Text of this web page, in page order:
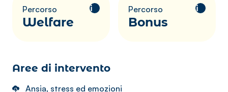
Percorso i
Welfare
Percorso i
Bonus
Aree di intervento
Ansia, stress ed emozioni